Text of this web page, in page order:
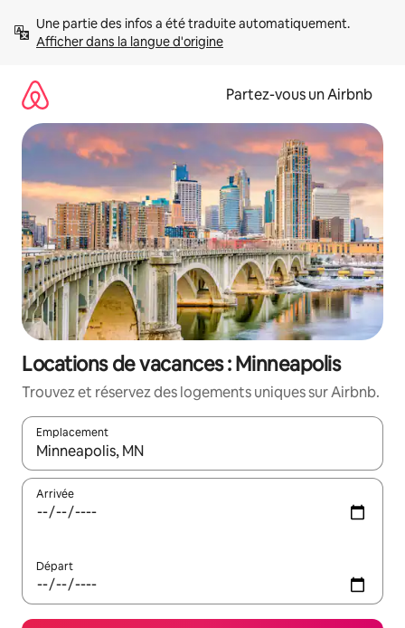
directement
Afficher dans la langue d'origine
Partez-vous un Airbnb
Locations de vacances : Minneapolis
Trouvez et réservez des logements uniques sur Airbnb.
Emplacement
Quand les résultats sont affichés, parcourez-les en utilisant
Arrivée
Départ